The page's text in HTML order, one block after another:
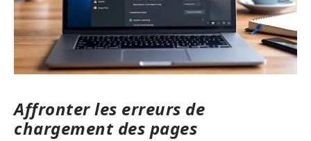
Affronter les erreurs de
chargement des pages